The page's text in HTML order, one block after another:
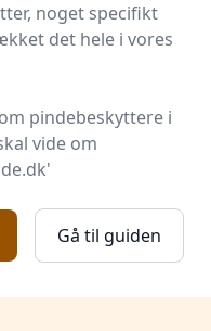
noget specifikt
det hele i vores
pindebeskyttere i
vide om
Gå til guiden